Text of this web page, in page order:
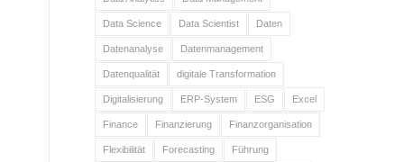
Data Science Data Scientist Daten
Datenanalyse Datenmanagement
Datenqualität digitale Transformation
Digitalisierung ERP-System ESG Excel
Finance Finanzierung Finanzorganisation
Flexibilität Forecasting Führung